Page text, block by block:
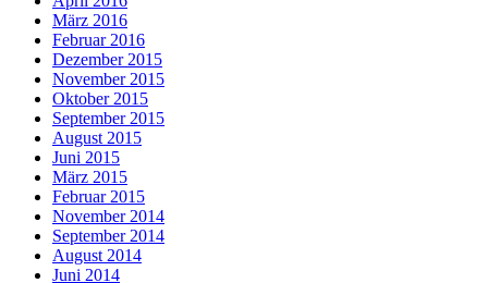
März 2016
Februar 2016
Dezember 2015
November 2015
Oktober 2015
September 2015
August 2015
Juni 2015
März 2015
Februar 2015
November 2014
September 2014
August 2014
Juni 2014